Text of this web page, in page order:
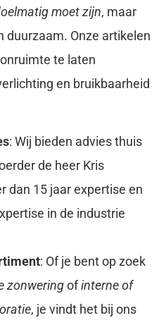
moet zijn, maar
duurzaam. Onze artikelen
te laten
en bruikbaarheid
: Wij bieden advies thuis
de heer Kris
dan 15 jaar expertise en
in de industrie
: Of je bent op zoek
zonweringofinterne of
, je vindt het bij ons